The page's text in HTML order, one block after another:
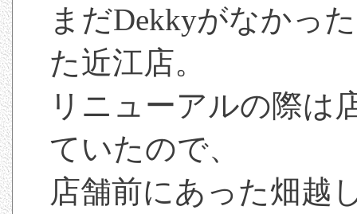
まだDekkyがなかっ
た近江店。
リニューアルの際は
ていたので、
店舗前にあった畑越